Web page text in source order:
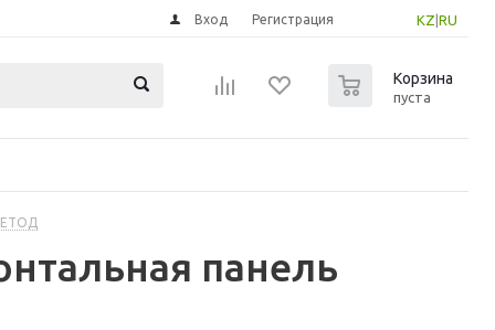
KZ RU
Вход Регистрация
Корзина
пуста
панель